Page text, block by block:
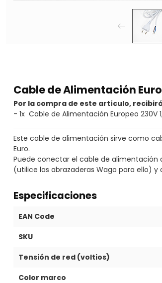
Cable de Alimentación
Por la compra de este artículo,
- 1x Cable de Alimentación Europeo 230V
Este cable de alimentación sirve como
Euro.
Puede conectar el cable de alimentación
(utilice las abrazaderas Wago para ello)
Especificaciones
EAN Code
SKU
Tensión de red (voltios)
Color marco